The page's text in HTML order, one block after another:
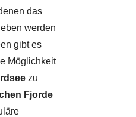
das
werden
gibt es
Möglichkeit
zu
Fjorde